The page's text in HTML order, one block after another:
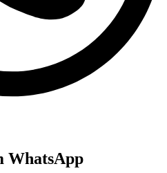
WhatsApp